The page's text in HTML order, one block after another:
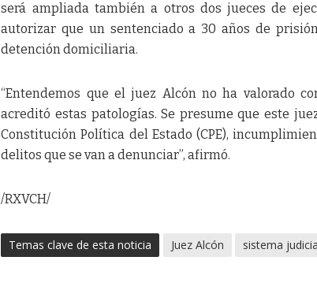
será ampliada también a otros dos jueces de
autorizar que un sentenciado a 30 años de
detención domiciliaria.
“Entendemos que el juez Alcón no ha valorado
acreditó estas patologías. Se presume que este
Constitución Política del Estado (CPE),
delitos que se van a denunciar”, afirmó.
/RXVCH/
Temas clave de esta noticia Juez Alcón sistema